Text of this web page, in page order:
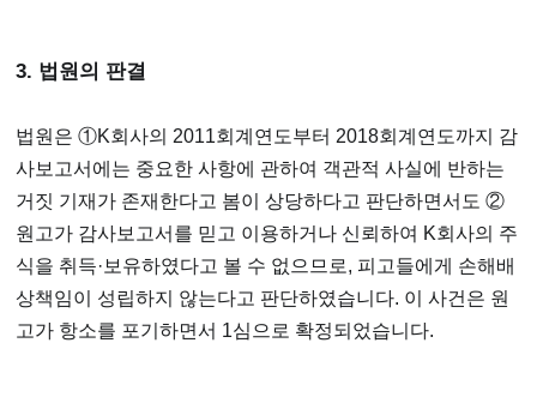
3. 법원의 판결
법원은 ①K회사의 2011회계연도부터 2018회계연도까지 감
사보고서에는 중요한 사항에 관하여 객관적 사실에 반하는
거짓 기재가 존재한다고 봄이 상당하다고 판단하면서도 ②
원고가 감사보고서를 믿고 이용하거나 신뢰하여 K회사의 주
식을 취득·보유하였다고 볼 수 없으므로, 피고들에게 손해배
상책임이 성립하지 않는다고 판단하였습니다. 이 사건은 원
고가 항소를 포기하면서 1심으로 확정되었습니다.